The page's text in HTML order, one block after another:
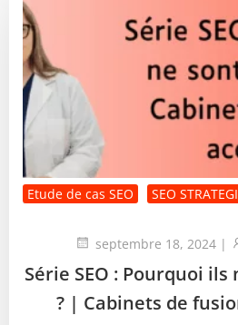
Etude de cas SEO SEO
septembre 18, 2024 |
Série SEO : Pourquoi
? | Cabinets de